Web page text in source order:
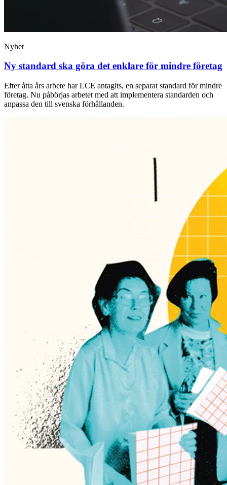
Nyhet
Ny standard ska göra det enklare för mindre företag
Efter åtta års arbete har LCE antagits, en separat standard för mindre
företag. Nu påbörjas arbetet med att implementera standarden och
anpassa den till svenska förhållanden.